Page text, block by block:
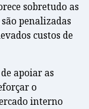
sobretudo as
penalizadas
custos de
apoiar as
o
interno